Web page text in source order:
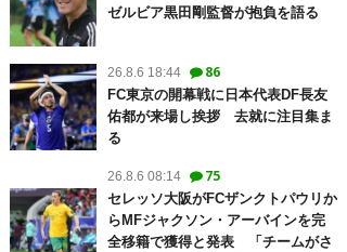
ゼルビア黒田剛監督が抱負を語る
26.8.6 18:44 86
FC東京の開幕戦に日本代表DF長友
佑都が来場し挨拶 去就に注目集ま
る
26.8.6 08:14 75
セレッソ大阪がFCザンクトパウリか
らMFジャクソン・アーバインを完
全移籍で獲得と発表 「チームがさ